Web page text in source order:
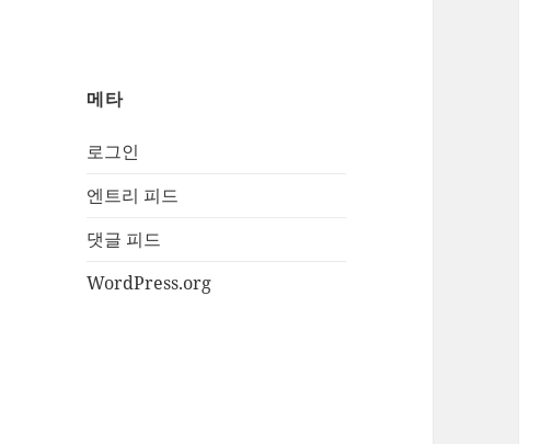
메타
로그인
엔트리 피드
댓글 피드
WordPress.org